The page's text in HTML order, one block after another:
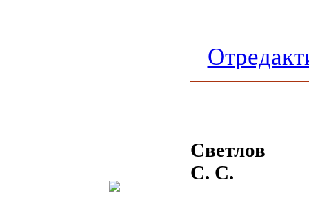
Светлов
С. С.